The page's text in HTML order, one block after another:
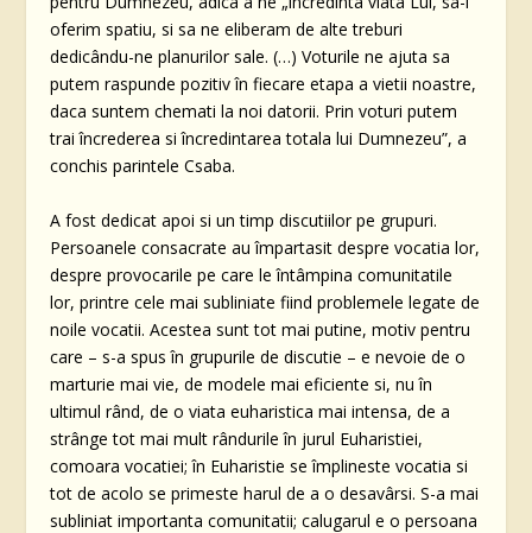
oferim spatiu, si sa ne eliberam de alte treburi
dedicându-ne planurilor sale. (…) Voturile ne ajuta sa
putem raspunde pozitiv în fiecare etapa a vietii noastre,
daca suntem chemati la noi datorii. Prin voturi putem
trai încrederea si încredintarea totala lui Dumnezeu”, a
conchis parintele Csaba.
A fost dedicat apoi si un timp discutiilor pe grupuri.
Persoanele consacrate au împartasit despre vocatia lor,
despre provocarile pe care le întâmpina comunitatile
lor, printre cele mai subliniate fiind problemele legate de
noile vocatii. Acestea sunt tot mai putine, motiv pentru
care – s-a spus în grupurile de discutie – e nevoie de o
marturie mai vie, de modele mai eficiente si, nu în
ultimul rând, de o viata euharistica mai intensa, de a
strânge tot mai mult rândurile în jurul Euharistiei,
comoara vocatiei; în Euharistie se împlineste vocatia si
tot de acolo se primeste harul de a o desavârsi. S-a mai
subliniat importanta comunitatii; calugarul e o persoana